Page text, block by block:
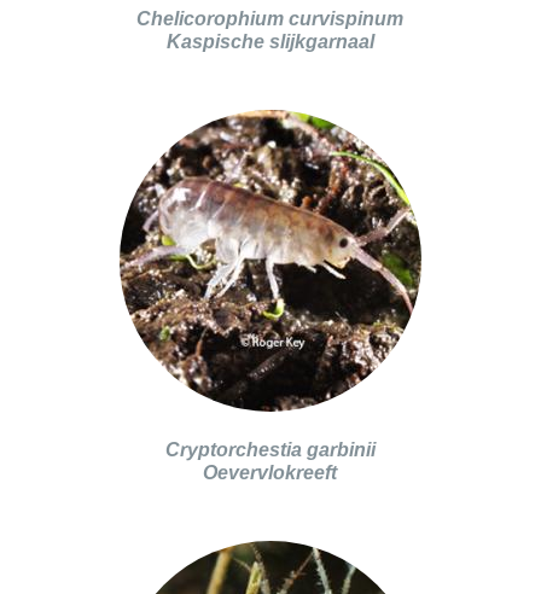
Chelicorophium curvispinum
Kaspische slijkgarnaal
Cryptorchestia garbinii
Oevervlokreeft